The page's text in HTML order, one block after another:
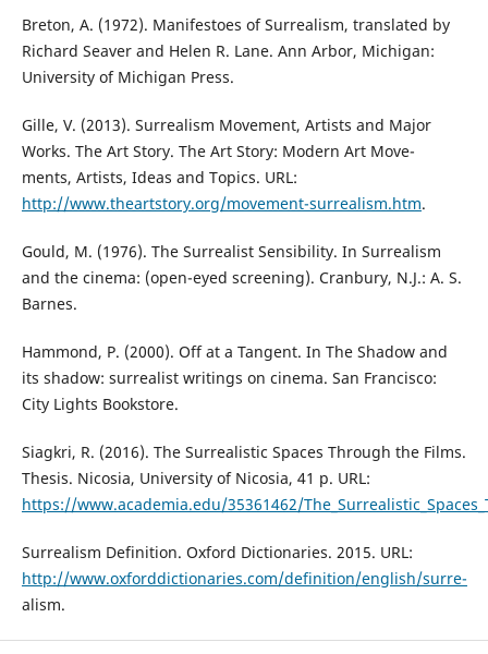
Breton, A. (1972). Manifestoes of Surrealism, translated by
Richard Seaver and Helen R. Lane. Ann Arbor, Michigan:
University of Michigan Press.
Gille, V. (2013). Surrealism Movement, Artists and Major
Works. The Art Story. The Art Story: Modern Art Move-
ments, Artists, Ideas and Topics. URL:
http://www.theartstory.org/movement-surrealism.htm.
Gould, M. (1976). The Surrealist Sensibility. In Surrealism
and the cinema: (open-eyed screening). Cranbury, N.J.: A. S.
Barnes.
Hammond, P. (2000). Off at a Tangent. In The Shadow and
its shadow: surrealist writings on cinema. San Francisco:
City Lights Bookstore.
Siagkri, R. (2016). The Surrealistic Spaces Through the Films.
Thesis. Nicosia, University of Nicosia, 41 р. URL:
https://www.academia.edu/35361462/
Surrealism Definition. Oxford Dictionaries. 2015. URL:
http://www.oxforddictionaries.com/definition/english/surre-
alism.